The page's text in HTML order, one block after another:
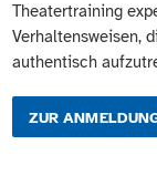
Theatertraining
Verhaltensweisen,
authentisch
ZUR